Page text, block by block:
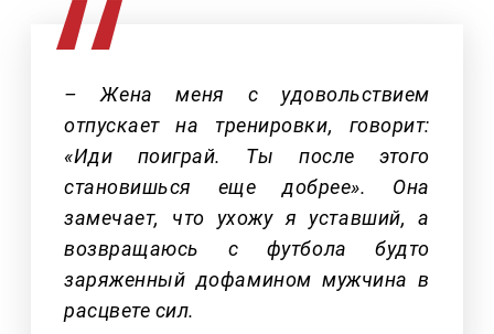
– Жена меня с удовольствием
отпускает на тренировки, говорит:
«Иди поиграй. Ты после этого
становишься еще добрее». Она
замечает, что ухожу я уставший, а
возвращаюсь с футбола будто
заряженный дофамином мужчина в
расцвете сил.